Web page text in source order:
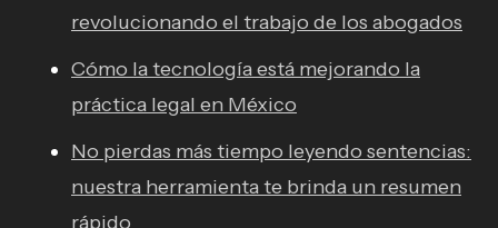
revolucionando el trabajo de los abogados
Cómo la tecnología está mejorando la
práctica legal en México
No pierdas más tiempo leyendo sentencias:
nuestra herramienta te brinda un resumen
rápido